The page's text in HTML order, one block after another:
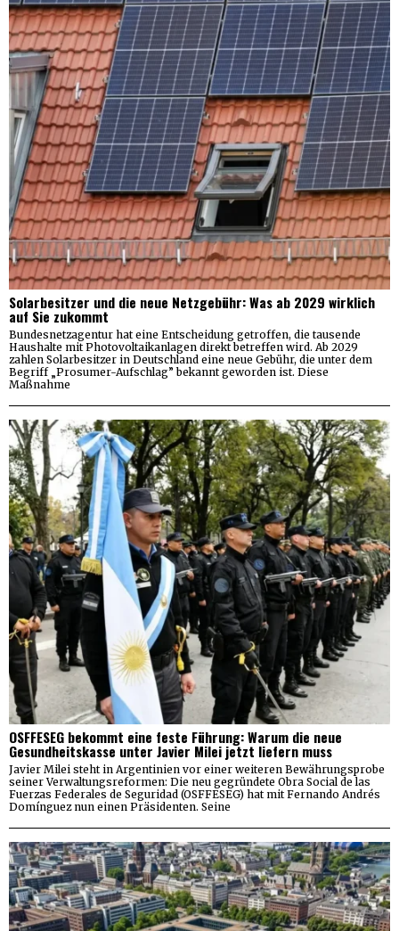
Solarbesitzer und die neue Netzgebühr: Was ab 2029 wirklich
auf Sie zukommt
Bundesnetzagentur hat eine Entscheidung getroffen, die tausende
Haushalte mit Photovoltaikanlagen direkt betreffen wird. Ab 2029
zahlen Solarbesitzer in Deutschland eine neue Gebühr, die unter dem
Begriff „Prosumer-Aufschlag” bekannt geworden ist. Diese
Maßnahme
OSFFESEG bekommt eine feste Führung: Warum die neue
Gesundheitskasse unter Javier Milei jetzt liefern muss
Javier Milei steht in Argentinien vor einer weiteren Bewährungsprobe
seiner Verwaltungsreformen: Die neu gegründete Obra Social de las
Fuerzas Federales de Seguridad (OSFFESEG) hat mit Fernando Andrés
Domínguez nun einen Präsidenten. Seine